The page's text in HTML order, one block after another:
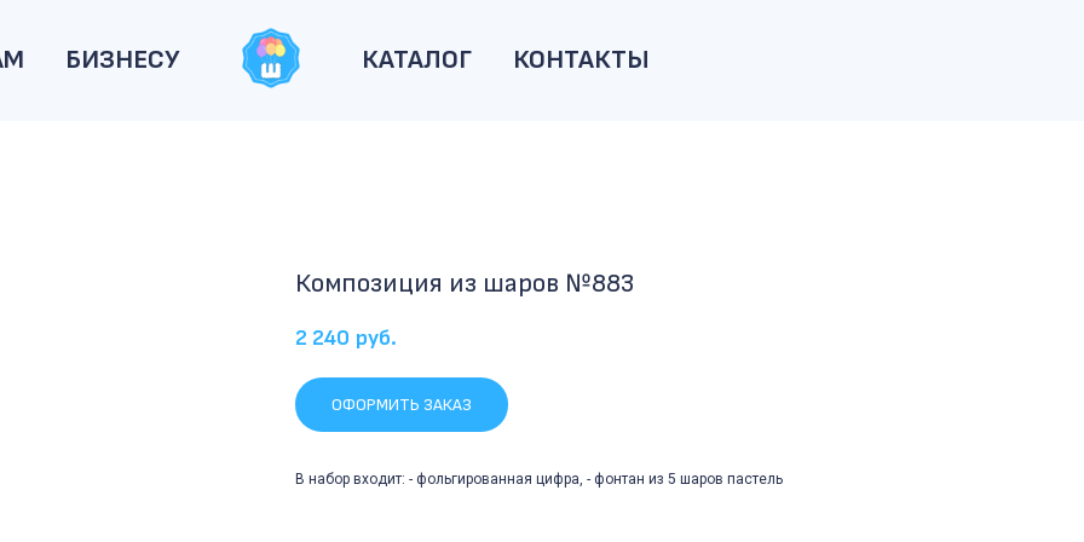
БИЗНЕСУ КАТАЛОГ КОНТАКТЫ
Композиция из шаров №883
2 240 руб.
ОФОРМИТЬ ЗАКАЗ
В набор входит: - фольгированная цифра, - фонтан из 5 шаров пастель